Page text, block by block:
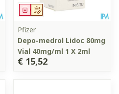
Op voorschrift
Geneesmiddel
Pfizer
Depo-medrol Lidoc 80mg
Vial 40mg/ml 1 X 2ml
€ 15,52